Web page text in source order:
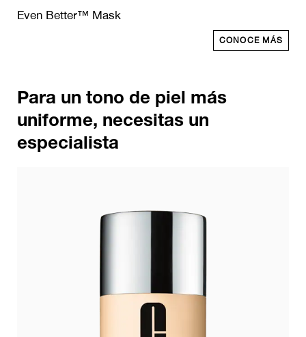
Even Better™ Mask
CONOCE MÁS
Para un tono de piel más
uniforme, necesitas un
especialista